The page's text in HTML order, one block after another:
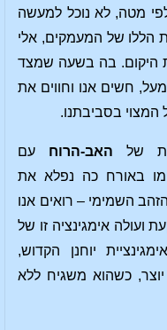
מטה, לא נוכל למעשה
הללו של המעמקים, אלי
היקום. בה בשעה שמצד
חשים אנו וחווים את
המצוי בסביבתנו.
של האב-הרוח עם
באורח כה נפלא את
השמימי – רואים אנו
ועולה אימגינציה זו של
יוחנן הקדוש,
כשהוא משגיח ללא